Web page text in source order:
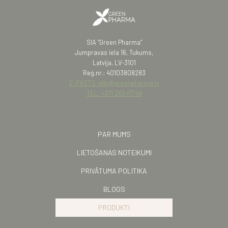
SIA “Green Pharma”
Jumpravas iela 16, Tukums,
Latvija, LV-3101
Reģ.nr.: 40103808283
E-PASTS: info@greenpharma.lv
TEL: +371 26547749
PAR MUMS
LIETOŠANAS NOTEIKUMI
PRIVĀTUMA POLITIKA
BLOGS
PRODUKTI